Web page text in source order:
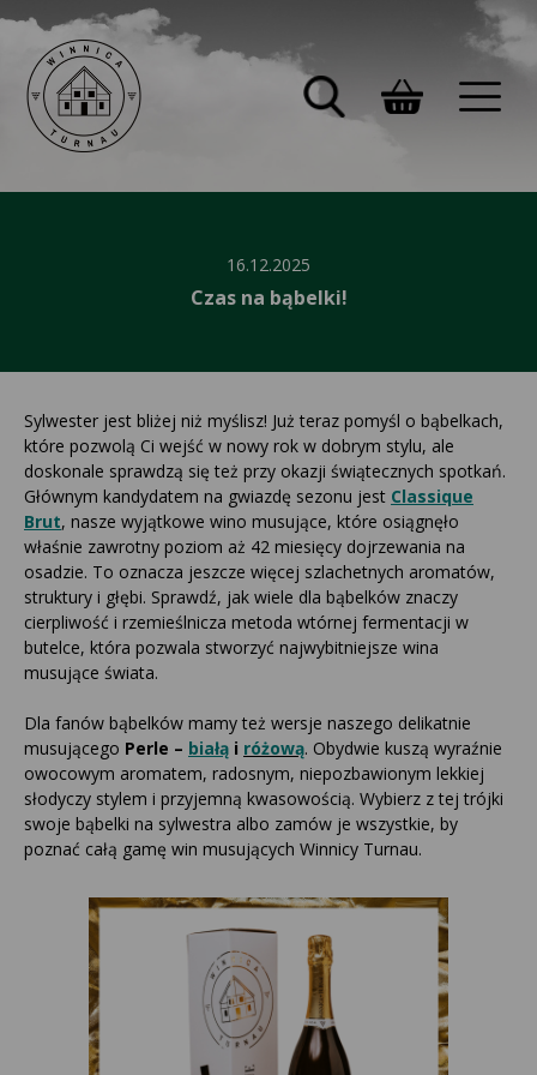
16.12.2025
Czas na bąbelki!
Sylwester jest bliżej niż myślisz! Już teraz pomyśl o bąbelkach,
które pozwolą Ci wejść w nowy rok w dobrym stylu, ale
doskonale sprawdzą się też przy okazji świątecznych spotkań.
Głównym kandydatem na gwiazdę sezonu jest Classique
Brut, nasze wyjątkowe wino musujące, które osiągnęło
właśnie zawrotny poziom aż 42 miesięcy dojrzewania na
osadzie. To oznacza jeszcze więcej szlachetnych aromatów,
struktury i głębi. Sprawdź, jak wiele dla bąbelków znaczy
cierpliwość i rzemieślnicza metoda wtórnej fermentacji w
butelce, która pozwala stworzyć najwybitniejsze wina
musujące świata.
Dla fanów bąbelków mamy też wersje naszego delikatnie
musującego Perle – białą i różową. Obydwie kuszą wyraźnie
owocowym aromatem, radosnym, niepozbawionym lekkiej
słodyczy stylem i przyjemną kwasowością. Wybierz z tej trójki
swoje bąbelki na sylwestra albo zamów je wszystkie, by
poznać całą gamę win musujących Winnicy Turnau.